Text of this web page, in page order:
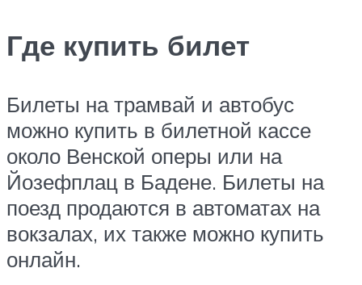
Где купить билет
Билеты на трамвай и автобус
можно купить в билетной кассе
около Венской оперы или на
Йозефплац в Бадене. Билеты на
поезд продаются в автоматах на
вокзалах, их также можно купить
онлайн.